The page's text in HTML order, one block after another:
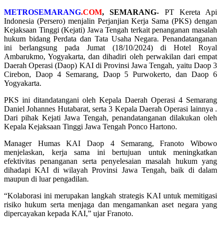
METROSEMARANG.COM, SEMARANG- PT Kereta Api
Indonesia (Persero) menjalin Perjanjian Kerja Sama (PKS) dengan
Kejaksaan Tinggi (Kejati) Jawa Tengah terkait penanganan masalah
hukum bidang Perdata dan Tata Usaha Negara. Penandatanganan
ini berlangsung pada Jumat (18/10/2024) di Hotel Royal
Ambarukmo, Yogyakarta, dan dihadiri oleh perwakilan dari empat
Daerah Operasi (Daop) KAI di Provinsi Jawa Tengah, yaitu Daop 3
Cirebon, Daop 4 Semarang, Daop 5 Purwokerto, dan Daop 6
Yogyakarta.
PKS ini ditandatangani oleh Kepala Daerah Operasi 4 Semarang
Daniel Johannes Hutabarat, serta 3 Kepala Daerah Operasi lainnya .
Dari pihak Kejati Jawa Tengah, penandatanganan dilakukan oleh
Kepala Kejaksaan Tinggi Jawa Tengah Ponco Hartono.
Manager Humas KAI Daop 4 Semarang, Franoto Wibowo
menjelaskan, kerja sama ini bertujuan untuk meningkatkan
efektivitas penanganan serta penyelesaian masalah hukum yang
dihadapi KAI di wilayah Provinsi Jawa Tengah, baik di dalam
maupun di luar pengadilan.
“Kolaborasi ini merupakan langkah strategis KAI untuk memitigasi
risiko hukum serta menjaga dan mengamankan aset negara yang
dipercayakan kepada KAI,” ujar Franoto.